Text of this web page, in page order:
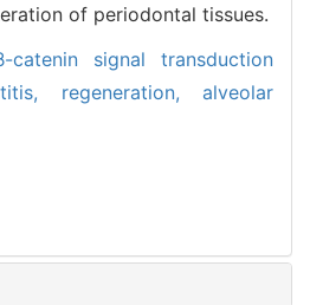
of periodontal tissues.
catenin signal transduction
regeneration,alveolar